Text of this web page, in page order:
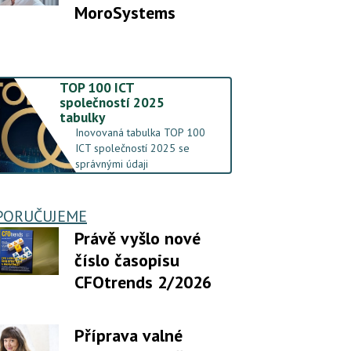
MoroSystems
TOP 100 ICT
společností 2025
tabulky
Inovovaná tabulka TOP 100
ICT společností 2025 se
správnými údaji
Právě vyšlo nové
číslo časopisu
CFOtrends 2/2026
Příprava valné